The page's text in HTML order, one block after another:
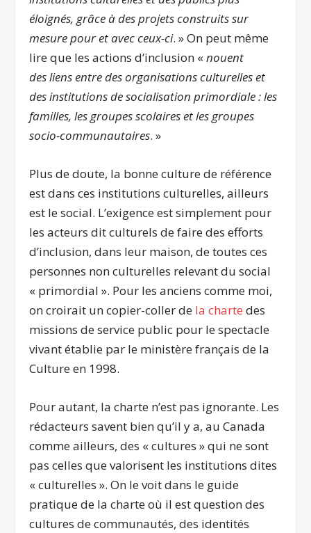
éloignés, grâce à des projets construits sur
mesure pour et avec ceux-ci. » On peut même
lire que les actions d’inclusion «nouent
des liens entre des organisations culturelles et
des institutions de socialisation primordiale : les
familles, les groupes scolaires et les groupes
socio-communautaires. »
Plus de doute, la bonne culture de référence
est dans ces institutions culturelles, ailleurs
est le social. L’exigence est simplement pour
les acteurs dit culturels de faire des efforts
d’inclusion, dans leur maison, de toutes ces
personnes non culturelles relevant du social
« primordial ». Pour les anciens comme moi,
on croirait un copier-coller de la charte des
missions de service public pour le spectacle
vivant établie par le ministère français de la
Culture en 1998.
Pour autant, la charte n’est pas ignorante. Les
rédacteurs savent bien qu’il y a, au Canada
comme ailleurs, des « cultures » qui ne sont
pas celles que valorisent les institutions dites
« culturelles ». On le voit dans le guide
pratique de la charte où il est question des
cultures de communautés, des identités